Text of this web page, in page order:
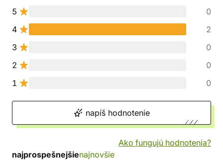
5
0
4
2
3
0
2
0
1
0
napíš hodnotenie
Ako fungujú hodnotenia?
najprospešnejšienajnovšie